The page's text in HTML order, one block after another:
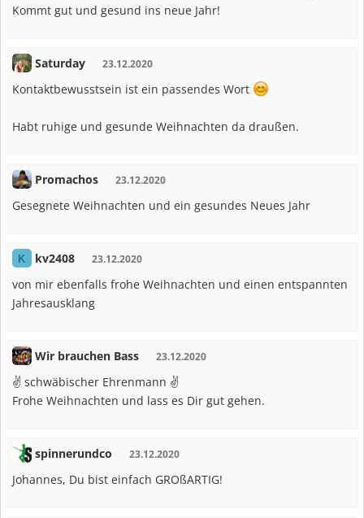
Kommt gut und gesund ins neue Jahr!
Saturday 23.12.2020
Kontaktbewusstsein ist ein passendes Wort
Habt ruhige und gesunde Weihnachten da draußen.
Promachos 23.12.2020
Gesegnete Weihnachten und ein gesundes Neues Jahr
K kv2408 23.12.2020
von mir ebenfalls frohe Weihnachten und einen entspannten
Jahresausklang
Wir brauchen Bass 23.12.2020
✌ schwäbischer Ehrenmann ✌
Frohe Weihnachten und lass es Dir gut gehen.
spinnerundco 23.12.2020
Johannes, Du bist einfach GROßARTIG!